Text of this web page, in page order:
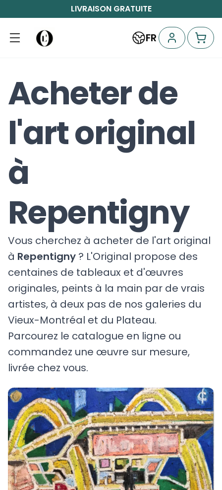
LIVRAISON GRATUITE
FR
Acheter de
l'art original
à
Repentigny
Vous cherchez à acheter de l'art original
à Repentigny ? L'Original propose des
centaines de tableaux et d'œuvres
originales, peints à la main par de vrais
artistes, à deux pas de nos galeries du
Vieux-Montréal et du Plateau.
Parcourez le catalogue en ligne ou
commandez une œuvre sur mesure,
livrée chez vous.